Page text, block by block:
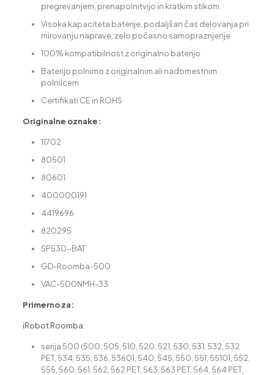
pregrevanjem, prenapolnitvijo in kratkim stikom
Visoka kapaciteta baterije, podaljšan čas delovanja pri
mirovanju naprave, zelo počasno samopraznjenje
100% kompatibilnost z originalno baterijo
Baterijo polnimo z originalnim ali nadomestnim
polnilcem
Certifikati CE in ROHS
Originalne oznake:
11702
80501
80601
400000191
4419696
820295
SP530-BAT
GD-Roomba-500
VAC-500NMH-33
Primerno za:
iRobot Roomba:
serija 500 (500, 505, 510, 520, 521, 530, 531, 532, 532
PET, 534, 535, 536, 53601, 540, 545, 550, 551, 55101, 552,
555, 560, 561, 562, 562 PET, 563, 563 PET, 564, 564 PET,